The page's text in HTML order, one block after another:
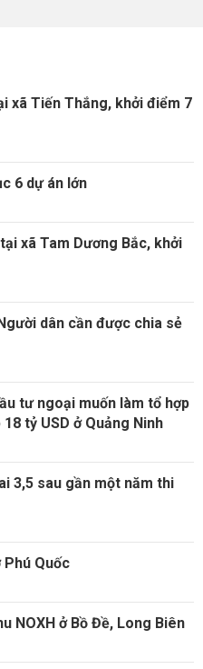
xã Tiến Thắng, khởi điểm 7
6 dự án lớn
xã Tam Dương Bắc, khởi
dân cần được chia sẻ
tư ngoại muốn làm tổ hợp
tỷ USD ở Quảng Ninh
3,5 sau gần một năm thi
Phú Quốc
NOXH ở Bồ Đề, Long Biên